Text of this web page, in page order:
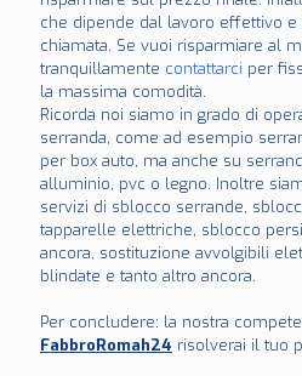
che dipende dal lavoro effettivo e
chiamata. Se vuoi risparmiare al
tranquillamente contattarci per
la massima comodità.
Ricorda noi siamo in grado di
serranda, come ad esempio
per box auto, ma anche su
alluminio, pvc o legno. Inoltre
servizi di sblocco serrande,
tapparelle elettriche, sblocco
ancora, sostituzione avvolgibili
blindate e tanto altro ancora.
Per concludere: la nostra
FabbroRomah24 risolverai il tuo